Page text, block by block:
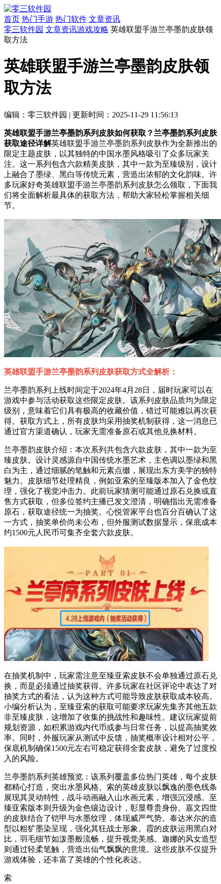
首页 热门手游 热门软件 文章资讯
零三软件园 文章资讯游戏攻略 英雄联盟手游兰亭墨韵皮肤领
取方法
英雄联盟手游兰亭墨韵皮肤领
取方法
编辑：零三软件园 | 更新时间：2025-11-29 11:56:13
英雄联盟手游兰亭墨韵系列皮肤如何获取？兰亭墨韵系列皮肤
获取途径详解英雄联盟手游兰亭墨韵系列皮肤作为全新推出的
限定主题皮肤，以其独特的中国水墨风格吸引了众多玩家关
注。这一系列包含六款精美皮肤，其中一款为至臻级别，设计
上融合了墨绿、黑白等传统元素，营造出浓郁的文化韵味。许
多玩家好奇英雄联盟手游兰亭墨韵系列皮肤怎么领取，下面我
们将全面解析最具体的获取方法，帮助大家轻松掌握相关细
节。
英雄联盟手游兰亭墨韵系列皮肤获取方式全解析：
兰亭墨韵系列上线时间定于2024年4月28日，届时玩家可以在
游戏中参与活动获取这些限定皮肤。该系列皮肤品质均为限定
级别，意味着它们具有极高的收藏价值，错过可能难以再次获
得。获取方式上，所有皮肤均采用抽奖机制获得，这一消息已
通过官方渠道确认，玩家无需准备原石或其他兑换材料。
兰亭墨韵皮肤介绍：本次系列共包含六款皮肤，其中一款为至
臻皮肤。设计灵感源自中国传统水墨艺术，主色调以墨绿和黑
白为主，通过细腻的笔触和元素点缀，展现出东方美学的独特
魅力。皮肤细节处理精良，例如亚索的至臻版本加入了金色纹
理，强化了视觉冲击力。此前玩家猜测可能通过原石兑换或直
售方式获取，但多位签约主播已发文澄清，明确指出无需准备
原石，获取途径统一为抽奖。心悦管家平台也百分百确认了这
一方式，抽奖单价尚未公布，但外服测试数据显示，保底成本
约1500元人民币可集齐全套六款皮肤。
在抽奖机制中，玩家需注意至臻亚索皮肤不会单独通过原石兑
换，而是必须通过抽奖获得。许多玩家在社区评论中表达了对
抽奖方式的看法，认为这种方式可能导致皮肤获取成本较高。
小编分析认为，至臻亚索的获取可能要求玩家先集齐其他五款
非至臻皮肤，这增加了收集的挑战性和趣味性。建议玩家提前
规划资源，如积累游戏内代币或参与日常任务，以提高抽奖效
率。同时，外服玩家从测试中反馈，抽奖概率设计相对公平，
保底机制确保1500元左右可稳定获得全套皮肤，避免了过度投
入的风险。
兰亭墨韵系列英雄预览：该系列覆盖多位热门英雄，每个皮肤
都精心打造，突出水墨风格。索的英雄皮肤以飘逸的墨色线条
展现其灵动特性，战斗动画融入山水画元素，增强沉浸感。至
臻亚索版本则升级为金色镶边设计，彰显尊贵身份。嘉文四世
的皮肤结合了铠甲与水墨纹理，体现威严气势。泰达米尔的造
型以粗犷墨染呈现，强化其狂战士形象。霞的皮肤运用黑白对
比，羽毛细节如泼墨般流畅，提升视觉美感。迦娜的风女造型
则通过轻柔笔触，营造出仙气飘飘的意境。这些皮肤不仅提升
游戏体验，还丰富了英雄的个性化表达。
索